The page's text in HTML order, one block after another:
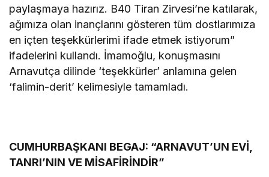
paylaşmaya hazırız. B40 Tiran Zirvesi’ne katılarak,
ağımıza olan inançlarını gösteren tüm dostlarımıza
en içten teşekkürlerimi ifade etmek istiyorum”
ifadelerini kullandı. İmamoğlu, konuşmasını
Arnavutça dilinde ‘teşekkürler’ anlamına gelen
‘falimin-derit’ kelimesiyle tamamladı.
CUMHURBAŞKANI BEGAJ: “ARNAVUT’UN EVİ,
TANRI’NIN VE MİSAFİRİNDİR”